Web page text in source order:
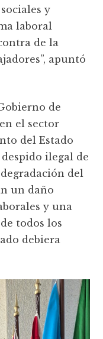
y
laboral
de la
apuntó
de
el sector
del Estado
ilegal de
del
un daño
y una
todos los
debiera